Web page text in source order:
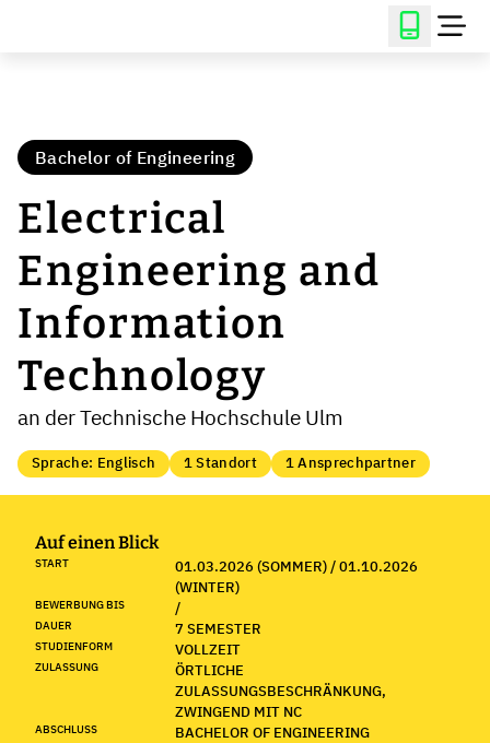
Bachelor of Engineering
Electrical
Engineering and
Information
Technology
an der Technische Hochschule Ulm
Sprache: Englisch 1 Standort 1 Ansprechpartner
Auf einen Blick
START
01.03.2026 (SOMMER) / 01.10.2026
(WINTER)
BEWERBUNG BIS /
DAUER 7 SEMESTER
STUDIENFORM VOLLZEIT
ZULASSUNG
ÖRTLICHE
ZULASSUNGSBESCHRÄNKUNG,
ZWINGEND MIT NC
ABSCHLUSS BACHELOR OF ENGINEERING